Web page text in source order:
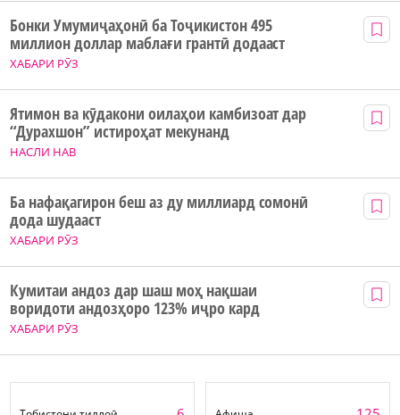
ХАБАРИ РӮЗ
Бонки Умумиҷаҳонӣ ба Тоҷикистон 495
миллион доллар маблағи грантӣ додааст
НАСЛИ НАВ
Ятимон ва кӯдакони оилаҳои камбизоат дар
“Дурахшон” истироҳат мекунанд
ХАБАРИ РӮЗ
Ба нафақагирон беш аз ду миллиард сомонӣ
дода шудааст
ХАБАРИ РӮЗ
Кумитаи андоз дар шаш моҳ нақшаи
воридоти андозҳоро 123% иҷро кард